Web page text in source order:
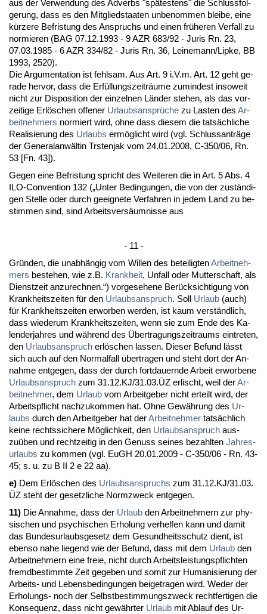
aus der Ver­wen­dung des Ad­verbs "spätes­tens" die Schluss­fol­
ge­rung, dass es den Mit­glied­staa­ten un­be­nom­men blei­be, ei­ne
kürze­re Be­fris­tung des An­spruchs und ei­nen frühe­ren Ver­fall zu
nor­mie­ren (BAG 07.12.1993 - 9 AZR 683/92 - Ju­ris Rn. 23,
07.03.1985 - 6 AZR 334/82 - Ju­ris Rn. 36, Lei­ne­mann/Lip­ke, BB
1993, 2520).
Die Ar­gu­men­ta­ti­on ist fehl­sam. Aus Art. 9 i.V.m. Art. 12 geht ge­
ra­de her­vor, dass die Erfüllungs­zeiträume zu­min­dest in­so­weit
nicht zur Dis­po­si­ti­on der ein­zel­nen Länder ste­hen, als das vor­
zei­ti­ge Erlöschen of­fe­ner Ur­laubs­ansprüche zu Las­ten des Ar­
beit­neh­mers nor­miert wird, oh­ne dass die­sem die tatsächli­che
Rea­li­sie­rung des Ur­laubs ermöglicht wird (vgl. Schluss­anträge
der Ge­ne­ral­anwältin Trs­ten­jak vom 24.01.2008, C-350/06, Rn.
53 [Fn. 43]).
Ge­gen ei­ne Be­fris­tung spricht des Wei­te­ren die in Art. 5 Abs. 4
ILO-Con­ven­ti­on 132 („Un­ter Be­din­gun­gen, die von der zuständi­
gen Stel­le oder durch ge­eig­ne­te Ver­fah­ren in je­dem Land zu be­
stim­men sind, sind Ar­beits­versäum­nis­se aus
- 11 -
Gründen, die un­abhängig vom Wil­len des be­tei­lig­tenAr­beit­neh­
mers be­ste­hen, wie z.B. Krank­heit, Un­fall oder Mut­ter­schaft, als
Dienst­zeit an­zu­rech­nen.“) vor­ge­se­he­ne Berück­sich­ti­gung von
Krank­heits­zei­ten für den Ur­laubs­an­spruch. Soll Ur­laub (auch)
für Krank­heits­zei­ten er­wor­ben wer­den, ist kaum verständ­lich,
dass wie­der­um Krank­heits­zei­ten, wenn sie zum En­de des Ka­
len­der­jah­res und während des Über­tra­gungs­zeit­raums ein­tre­ten,
den Ur­laubs­an­spruch erlöschen las­sen. Die­ser Be­fund lässt
sich auch auf den Nor­mal­fall über­tra­gen und steht dort der An­
nah­me ent­ge­gen, dass der durch fort­dau­ern­de Ar­beit er­wor­be­ne
Ur­laubs­an­spruch zum 31.12.KJ/31.03.ÜZ er­lischt, weil derAr­
beit­neh­mer, dem Ur­laub vom Ar­beit­ge­ber nicht er­teilt wird, der
Ar­beits­pflicht nach­zu­kom­men hat. Oh­ne Gewährung des Ur­
laubs durch den Ar­beit­ge­ber hat derAr­beit­neh­mer tatsächlich
kei­ne rechts­si­che­re Möglich­keit, den Ur­laubs­an­spruch aus­
zuüben und recht­zei­tig in den Ge­nuss sei­nes be­zahl­ten Jah­res­
ur­laubs zu kom­men (vgl. EuGH 20.01.2009 - C-350/06 - Rn. 43-
45; s. u. zu B II 2 e 22 aa).
e) Dem Erlöschen des Ur­laubs­an­spruchs zum 31.12.KJ/31.03.
ÜZ steht der ge­setz­li­che Norm­zweck ent­ge­gen.
11) Die An­nah­me, dass der Ur­laub den Ar­beit­neh­mern zur phy­
si­schen und psy­chi­schen Er­ho­lung ver­hel­fen kann und da­mit
das Bun­des­ur­laubs­ge­setz dem Ge­sund­heits­schutz dient, ist
eben­so na­he lie­gend wie der Be­fund, dass mit dem Ur­laub den
Ar­beit­neh­mern ei­ne freie, nicht durch Ar­beits­leis­tungs­pflich­ten
fremd­be­stimm­te Zeit ge­ge­ben und so­mit zur Hu­ma­ni­sie­rung der
Ar­beits- und Le­bens­be­din­gun­gen bei­ge­tra­gen wird. We­der der
Er­ho­lungs- noch der Selbst­be­stim­mungs­zweck recht­fer­ti­gen die
Kon­se­quenz, dass nicht gewähr­ter Ur­laub mit Ab­lauf des Ur­